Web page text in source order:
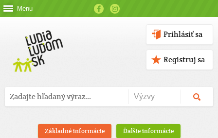
Menu
Prihlásiť sa
Registruj sa
Základné informácie Ďalšie informácie